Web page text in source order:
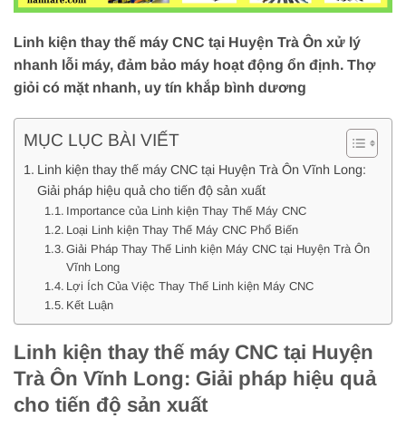
Linh kiện thay thế máy CNC tại Huyện Trà Ôn xử lý
nhanh lỗi máy, đảm bảo máy hoạt động ổn định. Thợ
giỏi có mặt nhanh, uy tín khắp bình dương
MỤC LỤC BÀI VIẾT
Linh kiện thay thế máy CNC tại Huyện Trà Ôn Vĩnh Long:
Giải pháp hiệu quả cho tiến độ sản xuất
Importance của Linh kiện Thay Thế Máy CNC
Loại Linh kiện Thay Thế Máy CNC Phổ Biến
Giải Pháp Thay Thế Linh kiện Máy CNC tại Huyện Trà Ôn
Vĩnh Long
Lợi Ích Của Việc Thay Thế Linh kiện Máy CNC
Kết Luận
Linh kiện thay thế máy CNC tại Huyện
Trà Ôn Vĩnh Long: Giải pháp hiệu quả
cho tiến độ sản xuất